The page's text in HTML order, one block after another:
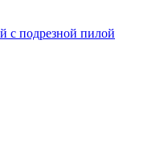
с подрезной пилой